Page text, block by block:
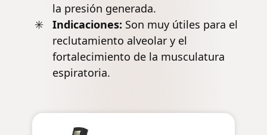
la presión generada.
Indicaciones: Son muy útiles para el
reclutamiento alveolar y el
fortalecimiento de la musculatura
espiratoria.